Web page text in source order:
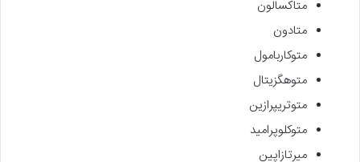
متاکسالون
متادون
متوکاربامول
متوهگزیتال
متوتریپرازین
متوکلوپرامید
میرتازاپین